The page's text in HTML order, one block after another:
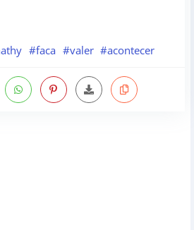
#faca #valer #acontecer